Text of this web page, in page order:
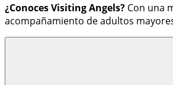
¿Conoces Visiting Angels? Con una
acompañamiento de adultos